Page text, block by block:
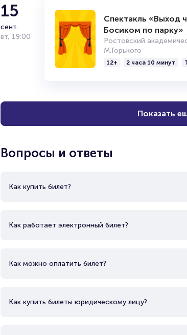
15
сент.
вт, 19:00
Спектакль «Выход
Босиком по парку»
Ростовский
М.Горького
12+ 2 часа 10 минут
Показать
Вопросы и ответы
Как купить билет?
Как работает электронный билет?
Как можно оплатить билет?
Как купить билеты юридическому лицу?